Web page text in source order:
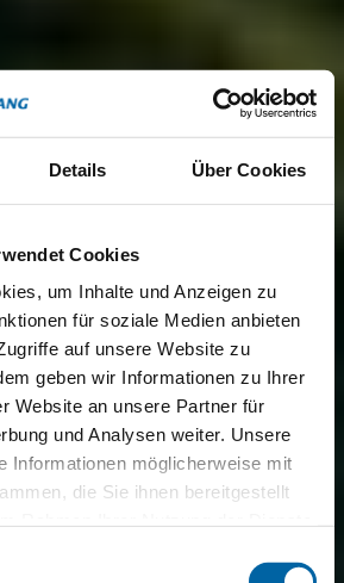
Details Über Cookies
Cookies
um Inhalte und Anzeigen zu
für soziale Medien anbieten
auf unsere Website zu
geben wir Informationen zu Ihrer
Website an unsere Partner für
und Analysen weiter. Unsere
Informationen möglicherweise mit
die Sie ihnen bereitgestellt